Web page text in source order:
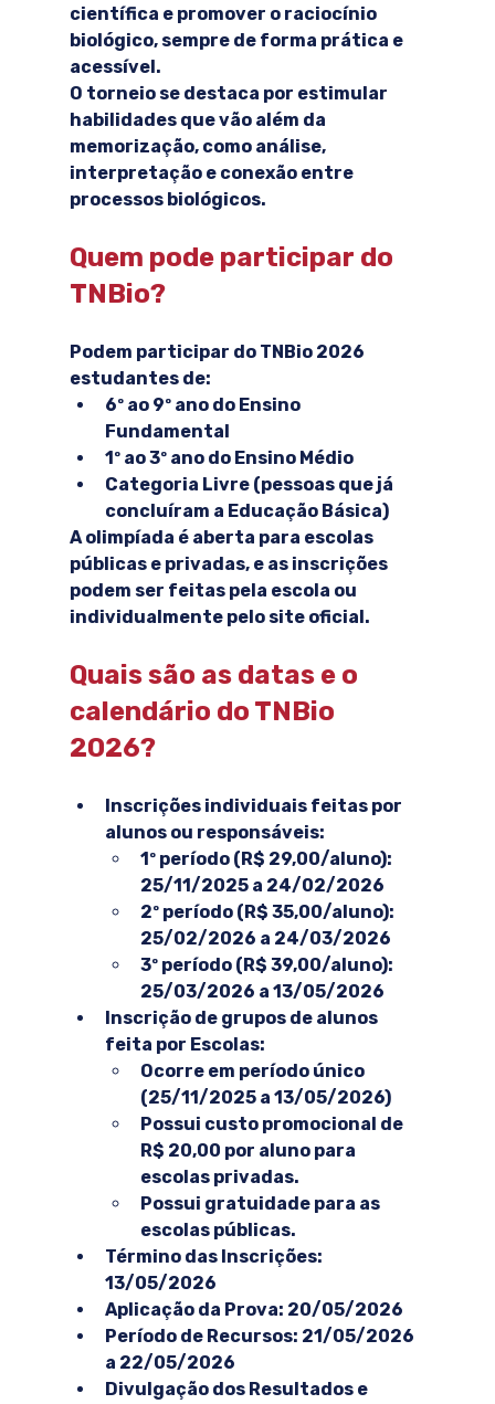
científica e promover o raciocínio
biológico, sempre de forma prática e
acessível.
O torneio se destaca por estimular
habilidades que vão além da
memorização, como análise,
interpretação e conexão entre
processos biológicos.
Quem pode participar do
TNBio?
Podem participar do TNBio 2026
estudantes de:
6º ao 9º ano do Ensino
Fundamental
1º ao 3º ano do Ensino Médio
Categoria Livre (pessoas que já
concluíram a Educação Básica)
A olimpíada é aberta para escolas
públicas e privadas, e as inscrições
podem ser feitas pela escola ou
individualmente pelo site oficial.
Quais são as datas e o
calendário do TNBio
2026?
Inscrições individuais feitas por
alunos ou responsáveis:
1º período (R$ 29,00/aluno):
25/11/2025 a 24/02/2026
2º período (R$ 35,00/aluno):
25/02/2026 a 24/03/2026
3º período (R$ 39,00/aluno):
25/03/2026 a 13/05/2026
Inscrição de grupos de alunos
feita por Escolas:
Ocorre em período único
(25/11/2025 a 13/05/2026)
Possui custo promocional de
R$ 20,00 por aluno para
escolas privadas.
Possui gratuidade para as
escolas públicas.
Término das Inscrições:
13/05/2026
Aplicação da Prova: 20/05/2026
Período de Recursos: 21/05/2026
a 22/05/2026
Divulgação dos Resultados e